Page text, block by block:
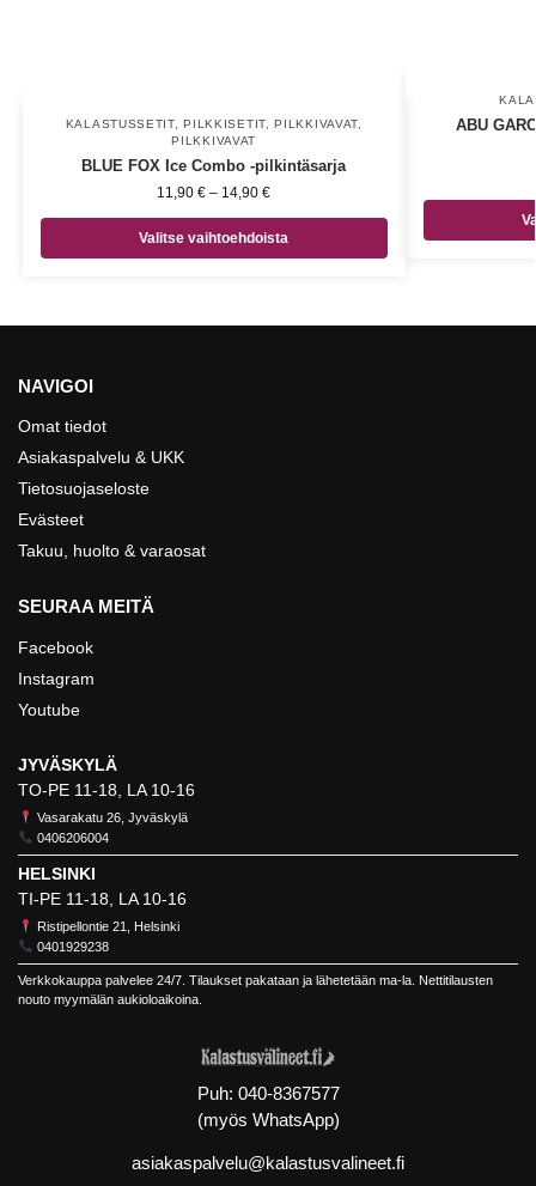
KALASTUSSETIT,PILKKISETIT,PILKKIVAVAT
PILKKIVAVAT
BLUE FOX Ice Combo -pilkintäsarja
11,90€ – 14,90€
Valitse vaihtoehdoista
ABU
NAVIGOI
Omat tiedot
Asiakaspalvelu & UKK
Tietosuojaseloste
Evästeet
Takuu, huolto & varaosat
SEURAA MEITÄ
Facebook
Instagram
Youtube
JYVÄSKYLÄ
TO-PE 11-18, LA 10-16
Vasarakatu 26, Jyväskylä
0406206004
HELSINKI
TI-PE 11-18, LA 10-16
Ristipellontie 21, Helsinki
0401929238
Verkkokauppa palvelee 24/7. Tilaukset pakataan ja lähetetään ma-la. Nettitilausten
nouto myymälän aukioloaikoina.
Puh: 040-8367577
(myös WhatsApp)
asiakaspalvelu@kalastusvalineet.fi